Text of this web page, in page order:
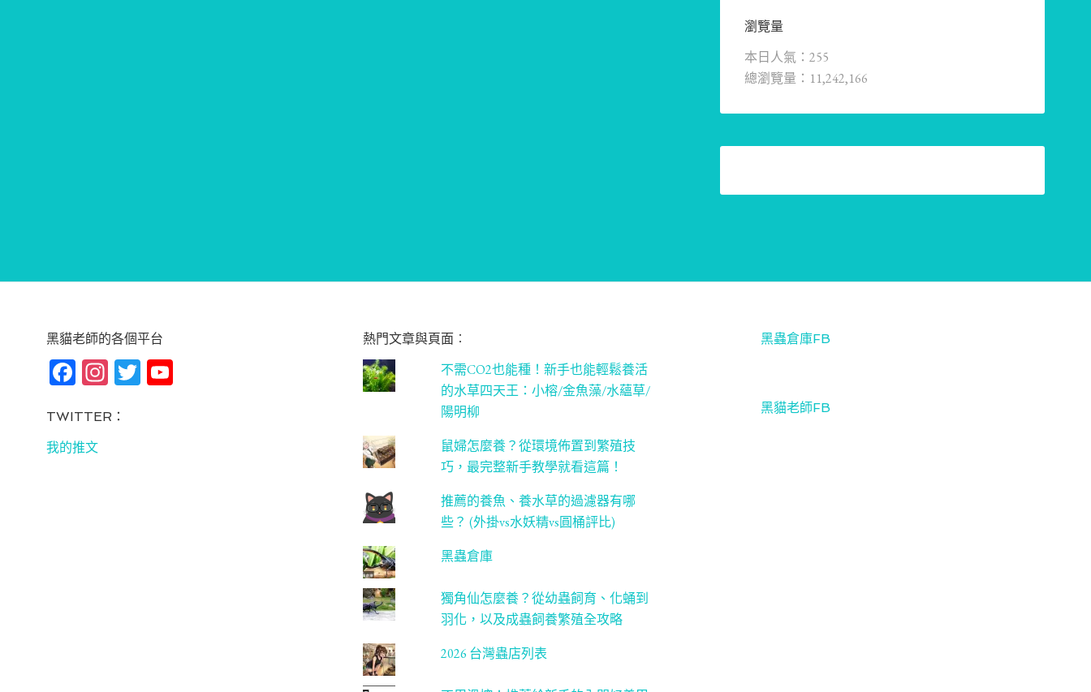
瀏覽量
本日人氣：255
總瀏覽量：11,242,166
黑貓老師的各個平台
Fa
bo
ok
In
ag
T
TWITTER：
我的推文
熱門文章與頁面︰
不需CO2也能種！新手也能輕鬆養活
的水草四天王：小榕/金魚藻/水蘊草/
陽明柳
鼠婦怎麼養？從環境佈置到繁殖技
巧，最完整新手教學就看這篇！
推薦的養魚、養水草的過濾器有哪
些？ (外掛vs水妖精vs圓桶評比)
黑蟲倉庫
獨角仙怎麼養？從幼蟲飼育、化蛹到
羽化，以及成蟲飼養繁殖全攻略
2026 台灣蟲店列表
黑蟲倉庫FB
黑貓老師FB